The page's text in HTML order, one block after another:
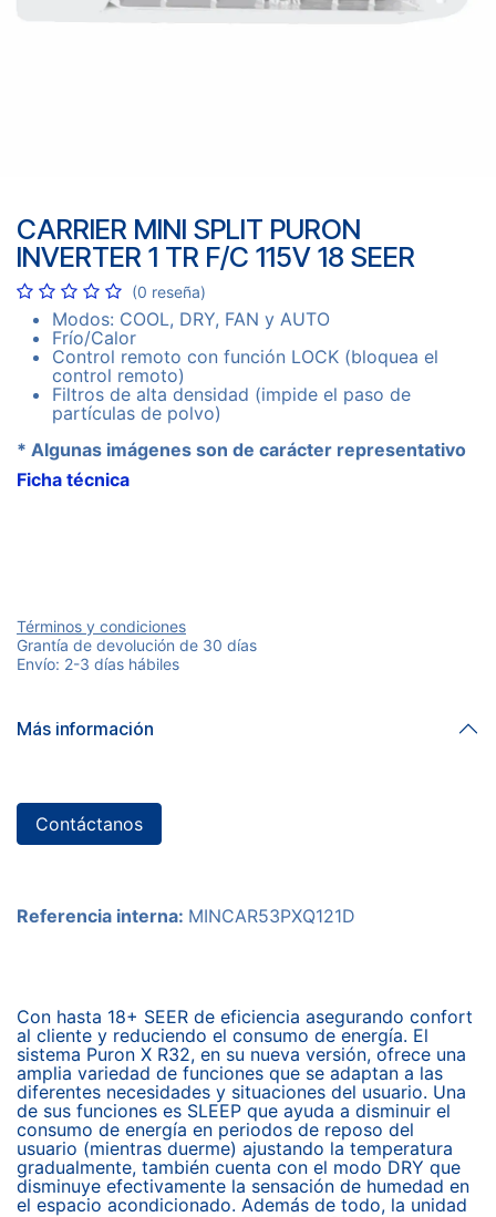
CARRIER MINI SPLIT PURON
INVERTER 1 TR F/C 115V 18 SEER
(0 reseña)
Modos: COOL, DRY, FAN y AUTO
Frío/Calor
Control remoto con función LOCK (bloquea el
control remoto)
Filtros de alta densidad (impide el paso de
partículas de polvo)
* Algunas imágenes son de carácter representativo
Ficha técnica
Términos y condiciones
Grantía de devolución de 30 días
Envío: 2-3 días hábiles
Más información
Contáctanos
Referencia interna: MINCAR53PXQ121D
Con hasta 18+ SEER de eficiencia asegurando confort
al cliente y reduciendo el consumo de energía. El
sistema Puron X R32, en su nueva versión, ofrece una
amplia variedad de funciones que se adaptan a las
diferentes necesidades y situaciones del usuario. Una
de sus funciones es SLEEP que ayuda a disminuir el
consumo de energía en periodos de reposo del
usuario (mientras duerme) ajustando la temperatura
gradualmente, también cuenta con el modo DRY que
disminuye efectivamente la sensación de humedad en
el espacio acondicionado. Además de todo, la unidad